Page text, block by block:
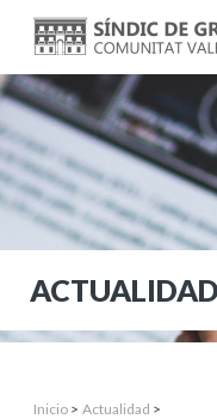
ACTUALIDAD
Inicio > Actualidad >